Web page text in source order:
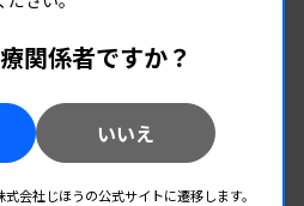
関係者ですか？
いいえ
会社じほうの公式サイトに遷移します。